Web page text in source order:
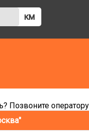
км
Позвоните